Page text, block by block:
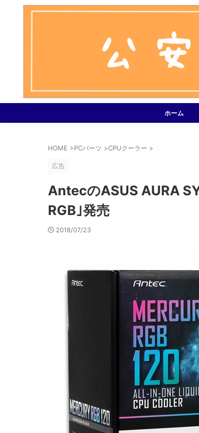
ホーム
HOME >PCパーツ >CPUクーラー >
広告
AntecのASUS AURA
RGB｣発売
2018/07/23